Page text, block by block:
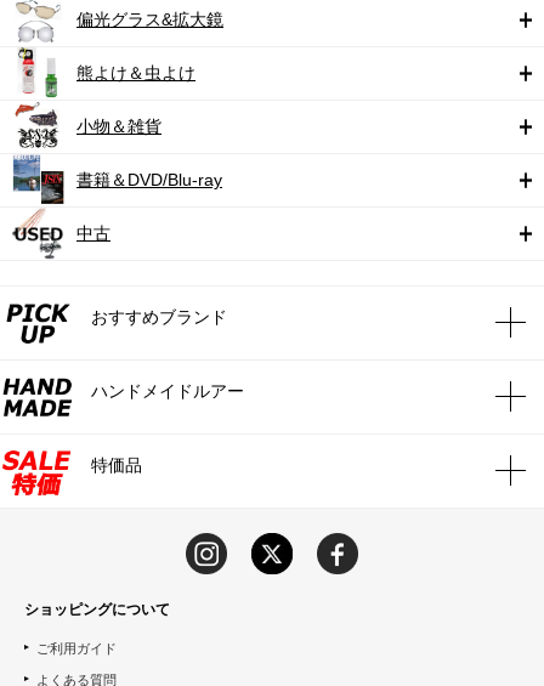
偏光グラス&拡大鏡
熊よけ＆虫よけ
小物＆雑貨
書籍＆DVD/Blu-ray
中古
おすすめブランド
ハンドメイドルアー
特価品
ショッピングについて
ご利用ガイド
よくある質問